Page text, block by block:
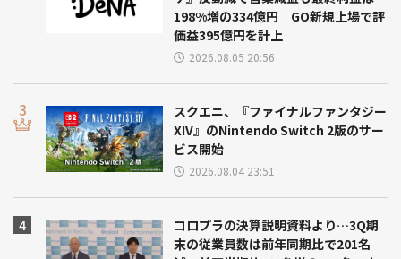
198%増の334億円 GO新規上場で評
価益395億円を計上
2026.08.05 20:56
スクエニ、『ファイナルファンタジー
XIV』のNintendo Switch 2版のサー
ビス開始
2026.08.04 23:51
コロプラの決算説明資料より…3Q期
末の従業員数は前年同期比で201名